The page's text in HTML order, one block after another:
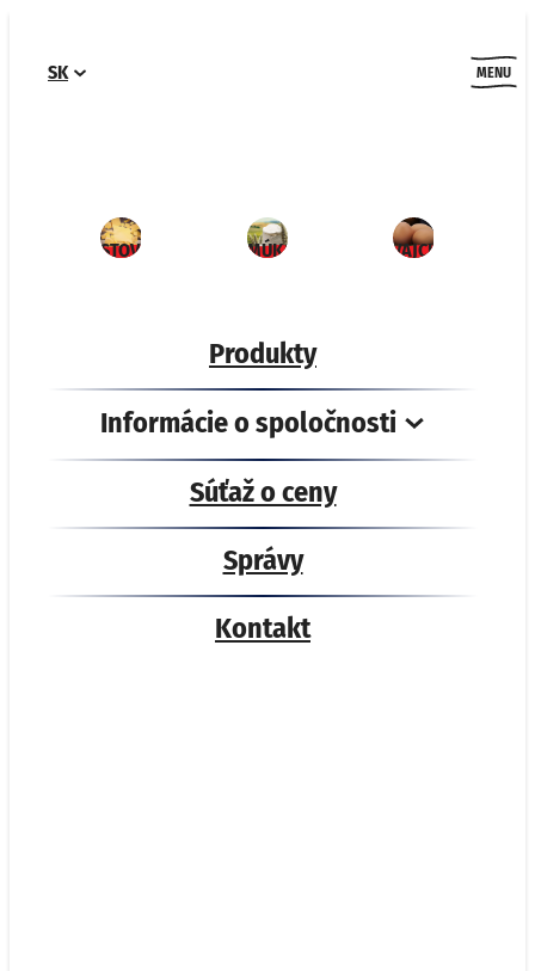
content
SK MENU
CESTOVINY MÚKA VAJCIA
Produkty
Informácie o spoločnosti
Súťaž o ceny
Správy
Kontakt